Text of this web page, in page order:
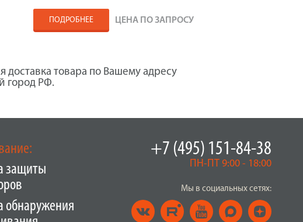
ПОДРОБНЕЕ ЦЕНА ПО ЗАПРОСУ
доставка товара по Вашему адресу
город РФ.
+7 (495) 151-84-38
ПН-ПТ 9:00 - 18:00
Мы в социальных сетях:
защиты
обнаружения